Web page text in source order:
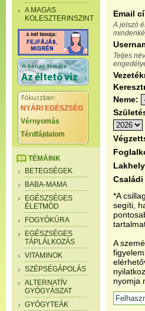
A MAGAS
KOLESZTERINSZINT
NYÁRI EGÉSZSÉG
Vérnyomás
Térdfájdalom
TÉMÁINK
BETEGSÉGEK
BABA-MAMA
EGÉSZSÉGES
ÉLETMÓD
FOGYÓKÚRA
EGÉSZSÉGES
TÁPLÁLKOZÁS
VITAMINOK
SZÉPSÉGÁPOLÁS
ALTERNATÍV
GYÓGYÁSZAT
GYÓGYTEÁK
Email
A jelszó
Teljes
Neme:
*A
segíti,
A
nyomja